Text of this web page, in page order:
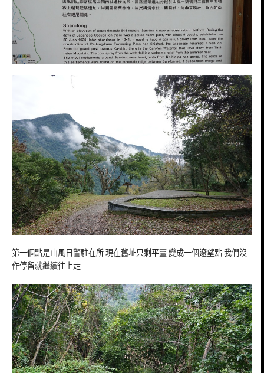
第一個點是山風日警駐在所 現在舊址只剩平臺 變成一個遼望點 我們沒
作停留就繼續往上走